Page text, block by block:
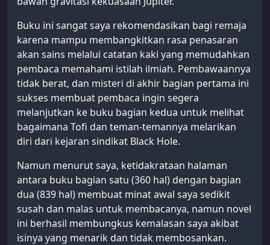
Buku ini sangat saya rekomendasikan bagi remaja
karena mampu membangkitkan rasa penasaran
akan sains melalui catatan kaki yang memudahkan
pembaca memahami istilah ilmiah. Pembawaannya
tidak berat, dan misteri di akhir bagian pertama ini
sukses membuat pembaca ingin segera
melanjutkan ke buku bagian kedua untuk melihat
bagaimana Tofi dan teman-temannya melarikan
diri dari kejaran sindikat Black Hole.
Namun menurut saya, ketidakrataan halaman
antara buku bagian satu (360 hal) dengan bagian
dua (839 hal) membuat minat awal saya sedikit
susah dan malas untuk membacanya, namun novel
ini berhasil membungkus kemalasan saya akibat
isinya yang menarik dan tidak membosankan.